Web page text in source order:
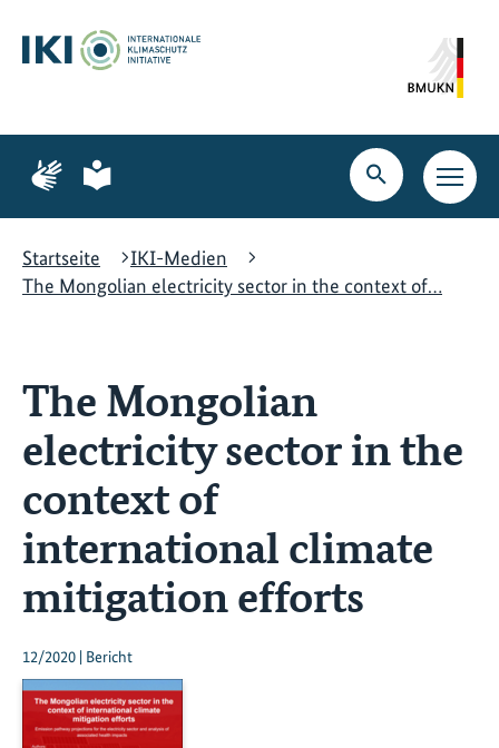
Hauptinhalt
springen
Suche
springen
Hauptnavigation
springen
Zur
Seite
Gebärdensprache
Zur
Seite
leichte
Suche
öffnen
Startseite
IKI-Medien
The Mongolian electricity sector in the context of…
The Mongolian
electricity sector in the
context of
international climate
mitigation efforts
12/2020 | Bericht